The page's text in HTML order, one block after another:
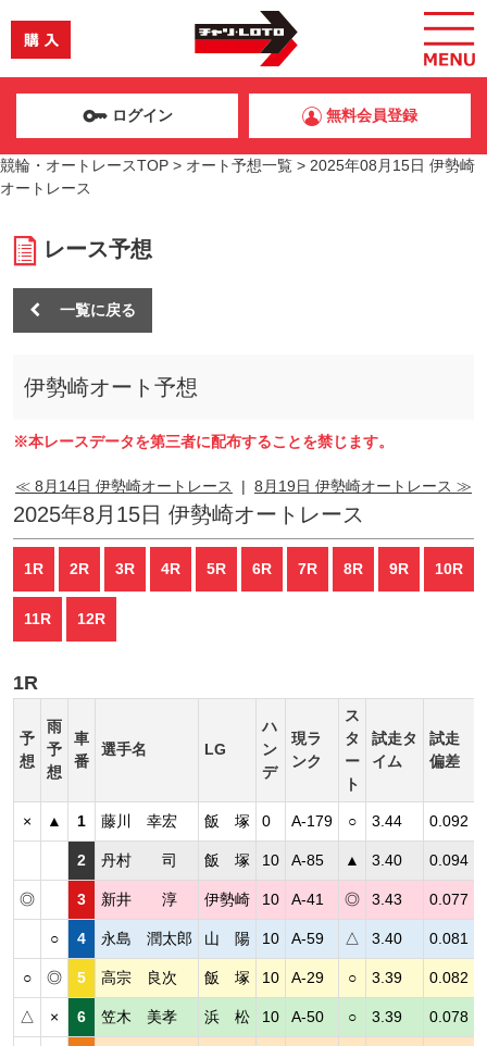
ログイン 無料会員登録
競輪・オートレースTOP > オート予想一覧 > 2025年08月15日 伊勢崎
オートレース
レース予想
一覧に戻る
伊勢崎オート予想
※本レースデータを第三者に配布することを禁じます。
≪ 8月14日 伊勢崎オートレース | 8月19日 伊勢崎オートレース ≫
2025年8月15日 伊勢崎オートレース
1R 2R 3R 4R 5R 6R 7R 8R 9R 10R
11R 12R
1R
予
想
雨
予
想
車
番
選手名 LG
ハ
ン
デ
現ラ
ンク
ス
タ
ー
ト
試走タ
イム
試走
偏差
× ▲ 1 藤川 幸宏 飯 塚 0 A-179 ○ 3.44 0.092
2 丹村 司 飯 塚 10 A-85 ▲ 3.40 0.094
◎ 3 新井 淳 伊勢崎 10 A-41 ◎ 3.43 0.077
○ 4 永島 潤太郎 山 陽 10 A-59 △ 3.40 0.081
○ ◎ 5 高宗 良次 飯 塚 10 A-29 ○ 3.39 0.082
△ × 6 笠木 美孝 浜 松 10 A-50 ○ 3.39 0.078